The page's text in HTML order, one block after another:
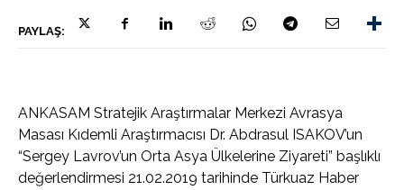
PAYLAŞ:
ANKASAM Stratejik Araştırmalar Merkezi Avrasya
Masası Kıdemli Araştırmacısı Dr. Abdrasul ISAKOV’un
“Sergey Lavrov’un Orta Asya Ülkelerine Ziyareti” başlıklı
değerlendirmesi 21.02.2019 tarihinde Türkuaz Haber